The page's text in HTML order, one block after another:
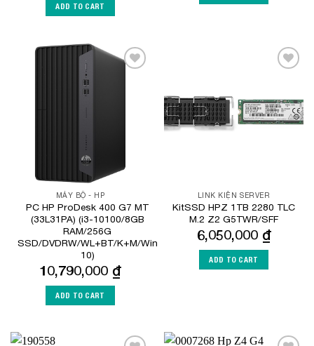
ADD TO CART
MÁY BỘ - HP
PC HP ProDesk 400 G7 MT
(33L31PA) (i3-10100/8GB
RAM/256G
SSD/DVDRW/WL+BT/K+M/Win
10)
10,790,000 ₫
ADD TO CART
LINK KIỆN SERVER
KitSSD HPZ 1TB 2280 TLC
M.2 Z2 G5TWR/SFF
6,050,000 ₫
ADD TO CART